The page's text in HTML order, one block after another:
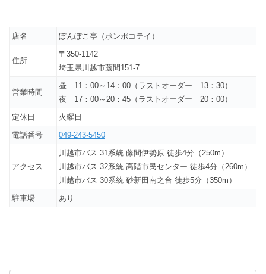
店名 ぽんぽこ亭（ポンポコテイ）
住所
〒350-1142
埼玉県川越市藤間151-7
営業時間
昼 11：00～14：00（ラストオーダー 13：30）
夜 17：00～20：45（ラストオーダー 20：00）
定休日
火曜日
電話番号
049-243-5450
アクセス
川越市バス 31系統 藤間伊勢原 徒歩4分（250m）
川越市バス 32系統 高階市民センター 徒歩4分（260m）
川越市バス 30系統 砂新田南之台 徒歩5分（350m）
駐車場
あり